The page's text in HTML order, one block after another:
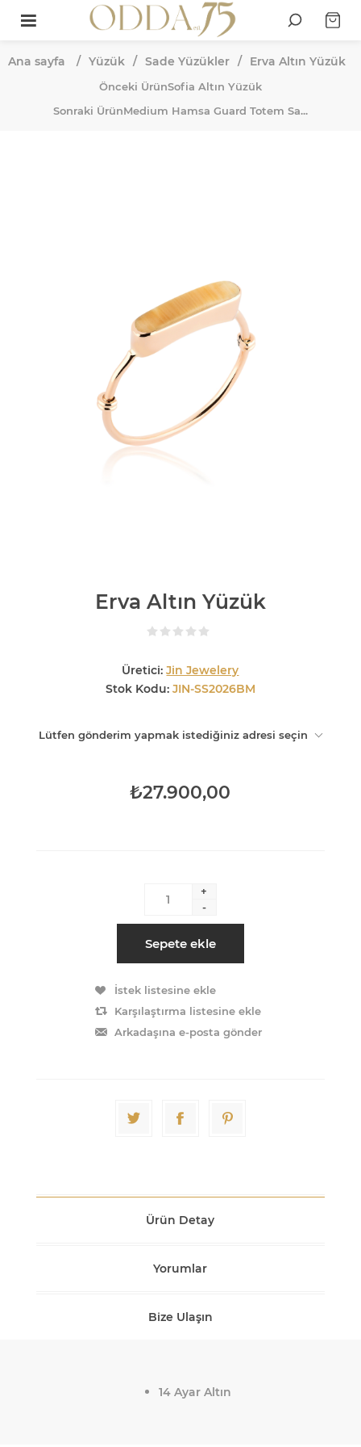
Ana sayfa / Yüzük / Sade Yüzükler / Erva Altın Yüzük
Önceki ÜrünSofia Altın Yüzük
Sonraki ÜrünMedium Hamsa Guard Totem Sa...
Erva Altın Yüzük
Üretici: Jin Jewelery
Stok Kodu: JIN-SS2026BM
Lütfen gönderim yapmak istediğiniz adresi seçin
₺27.900,00
+
-
Sepete ekle
İstek listesine ekle
Karşılaştırma listesine ekle
Arkadaşına e-posta gönder
Ürün Detay
Yorumlar
Bize Ulaşın
14 Ayar Altın